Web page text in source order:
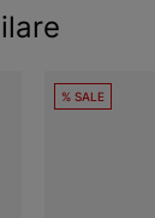
% SALE